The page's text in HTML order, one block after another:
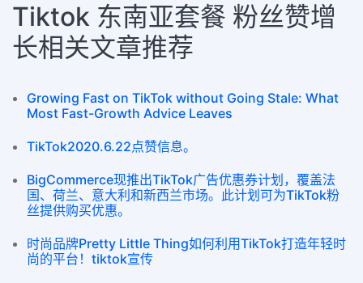
Tiktok 东南亚套餐 粉丝赞增
长相关文章推荐
Growing Fast on TikTok without Going Stale: What
Most Fast-Growth Advice Leaves
TikTok2020.6.22点赞信息。
BigCommerce现推出TikTok广告优惠券计划，覆盖法
国、荷兰、意大利和新西兰市场。此计划可为TikTok粉
丝提供购买优惠。
时尚品牌Pretty Little Thing如何利用TikTok打造年轻时
尚的平台！tiktok宣传